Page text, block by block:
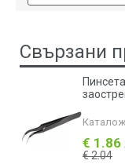
Свързани
€ 1.86
€ 2.04